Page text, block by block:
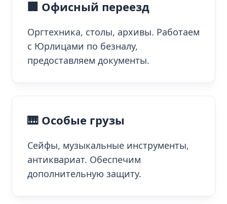
🏢 Офисный переезд
Оргтехника, столы, архивы. Работаем
с Юрлицами по безналу,
предоставляем документы.
🎹 Особые грузы
Сейфы, музыкальные инструменты,
антиквариат. Обеспечим
дополнительную защиту.